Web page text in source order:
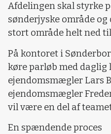
Afdelingen skal styrke
sønderjyske område
stort område helt ned
På kontoret i
køre parløb med daglig
ejendomsmægler Lars
ejendomsmægler
vil være en del af
En spændende proces